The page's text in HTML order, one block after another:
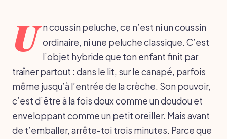
U n coussin peluche, ce n’est ni un coussin
ordinaire, ni une peluche classique. C’est
l’objet hybride que ton enfant finit par
traîner partout : dans le lit, sur le canapé, parfois
même jusqu’à l’entrée de la crèche. Son pouvoir,
c’est d’être à la fois doux comme un doudou et
enveloppant comme un petit oreiller. Mais avant
de t’emballer, arrête-toi trois minutes. Parce que